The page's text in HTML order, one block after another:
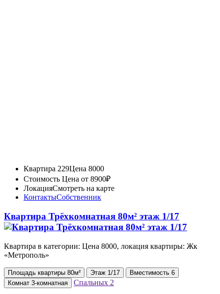
Квартира 229Цена 8000
Стоимость Цена от 8900₽
ЛокацияСмотреть на карте
КонтактыСобственник
Квартира Трёхкомнатная 80м² этаж 1/17
Квартира в категории: Цена 8000, локация квартиры: Жк
«Метрополь»
Площадь квартиры 80м² Этаж 1/17 Вместимость 6
Комнат 3-комнатная Спальных 2